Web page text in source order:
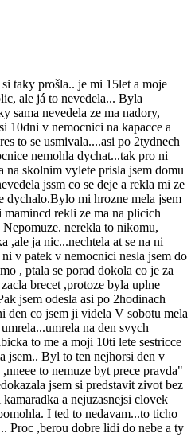
taky prošla.. je mi 15let a moje
ale já to nevedela... Byla
sama nevedela ze ma nadory,
10dni v nemocnici na kapacce a
to se usmivala....asi po 2tydnech
nemohla dychat...tak pro ni
na skolnim vylete prisla jsem domu
jssm co se deje a rekla mi ze
dychalo.Bylo mi hrozne mela jsem
mamincd rekli ze ma na plicich
nerekla to nikomu,
,ale ja nic...nechtela at se na ni
v patek v nemocnici nesla jsem do
, ptala se porad dokola co je za
brecet ,protoze byla uplne
jsem odesla asi po 2hodinach
den co jsem ji videla V sobotu mela
na den svych
to me a moji 10ti lete sestricce
jsem.. Byl to ten nejhorsi den v
to nemuze byt prece pravda"
jsem si predstavit zivot bez
a nejuzasnejsi clovek
I ted to nedavam...to ticho
Proc ,berou dobre lidi do nebe a ty